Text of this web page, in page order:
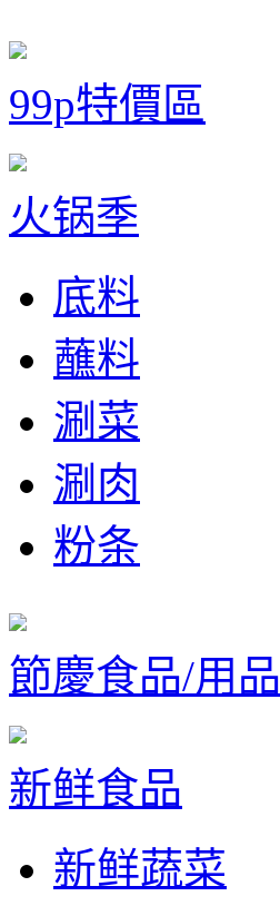
99p特價區
火锅季
底料
蘸料
涮菜
涮肉
粉条
節慶食品/用品
新鲜食品
新鲜蔬菜